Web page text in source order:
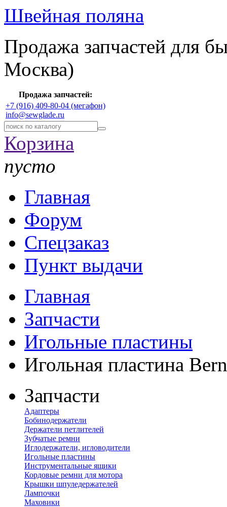
Швейная поляна
Продажа запчастей для
Москва)
Продажа запчастей:
+7 (916) 409-80-04 (мегафон)
info@sewglade.ru
Корзина
пусто
Главная
Форум
Спецзаказ
Пункт выдачи
Главная
Запчасти
Игольные пластины
Игольная пластина
Запчасти
Адаптеры
Бобинодержатели
Держатели петлителей
Зубчатые ремни
Иглодержатели, игловодители
Игольные пластины
Инструментальные ящики
Кордовые ремни для мотора
Крышки шпуледержателей
Лампочки
Маховики